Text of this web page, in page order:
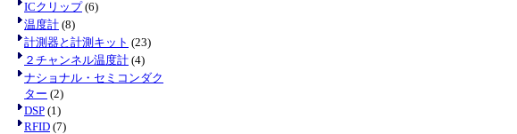
ICクリップ(6)
温度計 (8)
計測器と計測キット (23)
２チャンネル温度計 (4)
ナショナル・セミコンダク
ター (2)
DSP (1)
RFID (7)